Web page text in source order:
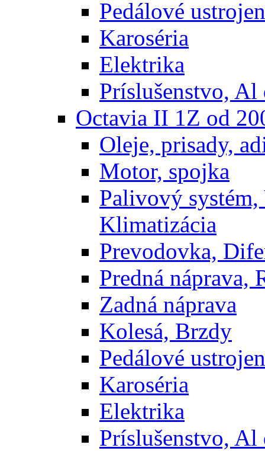
Pedálové
Karoséria
Elektrika
Príslušenstvo, Al
Octavia II 1Z od
Oleje, prisady,
Motor, spojka
Palivový
Klimatizácia
Prevodovka,
Predná náprava,
Zadná náprava
Kolesá, Brzdy
Pedálové
Karoséria
Elektrika
Príslušenstvo, Al